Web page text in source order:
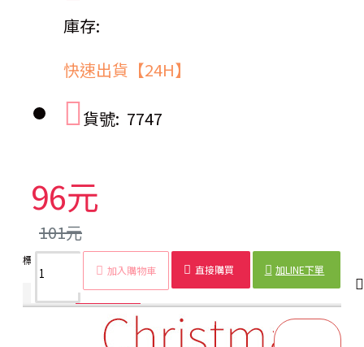
庫存:
快速出貨【24H】
貨號: 7747
96元
101元
加入購物車 直接購買 加LINE下單
標籤：
商品詳情 配送時間